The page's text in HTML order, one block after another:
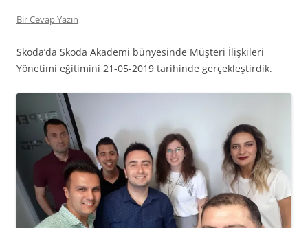
Bir Cevap Yazın
Skoda’da Skoda Akademi bünyesinde Müşteri İlişkileri
Yönetimi eğitimini 21-05-2019 tarihinde gerçekleştirdik.